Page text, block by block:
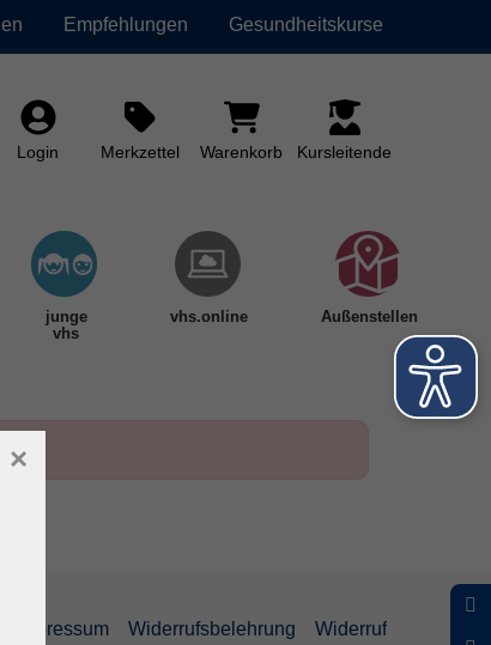
Empfehlungen Gesundheitskurse
Login Merkzettel Warenkorb Kursleitende
junge
vhs
vhs.online Außenstellen
Impressum Widerrufsbelehrung Widerruf
×